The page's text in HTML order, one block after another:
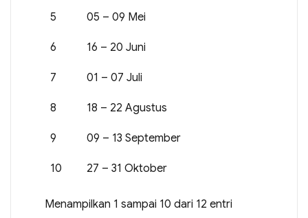
5 05 – 09 Mei
6 16 – 20 Juni
7 01 – 07 Juli
8 18 – 22 Agustus
9 09 – 13 September
10 27 – 31 Oktober
Menampilkan 1 sampai 10 dari 12 entri